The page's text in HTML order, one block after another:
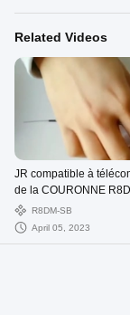
Related Videos
JR compatible à
de la COURONNE
récepteur de DMSS pour
l'hélicoptère de rc
R8DM-SB
April 05, 2023